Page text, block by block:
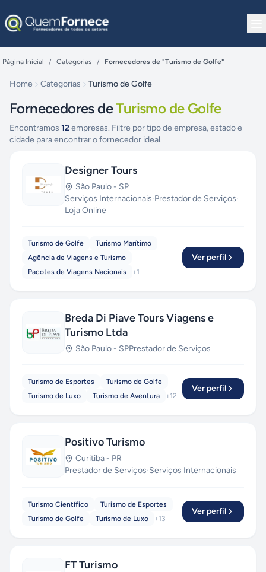
Página Inicial / Categorias / Fornecedores de "Turismo de Golfe"
Home Categorias Turismo de Golfe
Fornecedores deTurismo de Golfe
Encontramos 12empresas. Filtre por tipo de empresa, estado e
cidade para encontrar o fornecedor ideal.
Designer Tours
São Paulo - SP
Serviços Internacionais·Prestador de Serviços·
Loja Online
Turismo de Golfe
Turismo Marítimo
Agência de Viagens e Turismo
Pacotes de Viagens Nacionais
+1
Ver perfil
Breda Di Piave Tours Viagens e
Turismo Ltda
São Paulo - SPPrestador de Serviços
Turismo de Esportes
Turismo de Golfe
Turismo de Luxo
Turismo de Aventura +12
Ver perfil
Positivo Turismo
Curitiba - PR
Prestador de Serviços·Serviços Internacionais
Turismo Científico
Turismo de Esportes
Turismo de Golfe
Turismo de Luxo +13
Ver perfil
FT Turismo